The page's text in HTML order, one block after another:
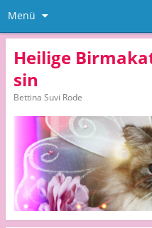
Menü
Heilige
sin
Bettina Suvi Rode